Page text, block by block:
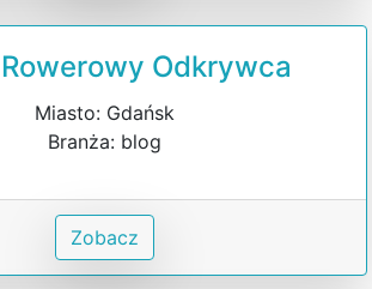
Odkrywca
Miasto: Gdańsk
Branża: blog
Zobacz